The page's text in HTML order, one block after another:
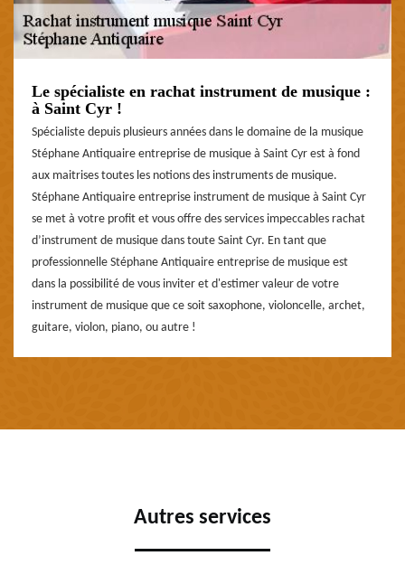
Le spécialiste en rachat instrument de musique :
à Saint Cyr !
Spécialiste depuis plusieurs années dans le domaine de la musique
Stéphane Antiquaire entreprise de musique à Saint Cyr est à fond
aux maitrises toutes les notions des instruments de musique.
Stéphane Antiquaire entreprise instrument de musique à Saint Cyr
se met à votre profit et vous offre des services impeccables rachat
d’instrument de musique dans toute Saint Cyr. En tant que
professionnelle Stéphane Antiquaire entreprise de musique est
dans la possibilité de vous inviter et d'estimer valeur de votre
instrument de musique que ce soit saxophone, violoncelle, archet,
guitare, violon, piano, ou autre !
Autres services